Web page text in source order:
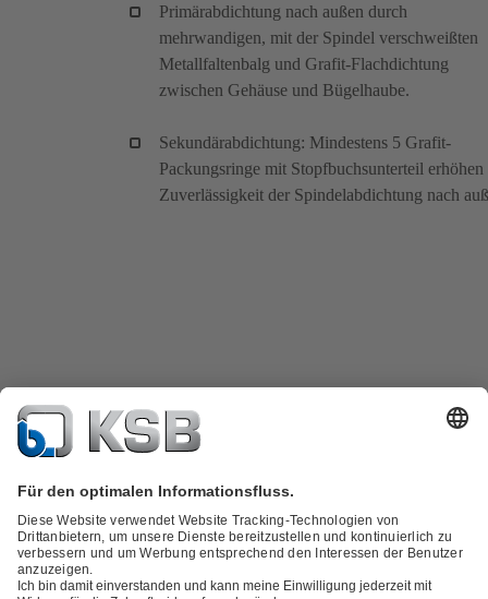
Primärabdichtung nach außen durch
mehrwandigen, mit der Spindel verschweißten
Metallfaltenbalg und Grafit-Flachdichtung
zwischen Gehäuse und Bügelhaube.
Sekundärabdichtung: Mindestens 5 Grafit-
Packungsringe mit Stopfbuchsunterteil erhöhen
Zuverlässigkeit der Spindelabdichtung nach